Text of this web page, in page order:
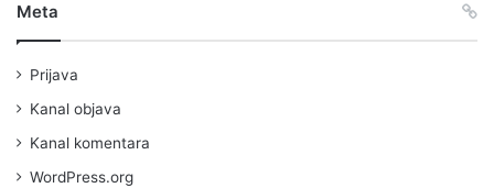
Meta
Prijava
Kanal objava
Kanal komentara
WordPress.org